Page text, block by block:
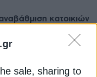
sale, sharing to
κατοικιών
αρχές Μαΐου